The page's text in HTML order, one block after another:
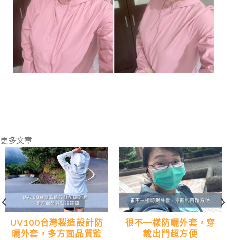
更多文章
UV100台灣製造設計防
曬外套，多方面品質監
很不一樣防曬外套，穿
戴出門超方便